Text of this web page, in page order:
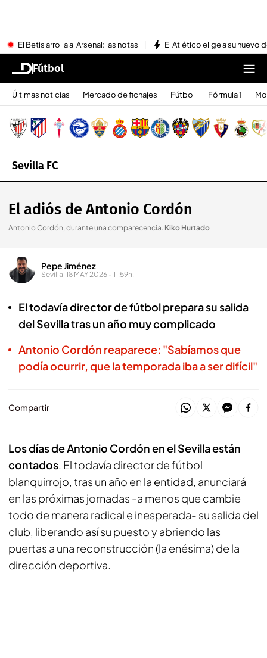
El Betis arrolla al Arsenal: las notas El Atlético elige a su nuevo
Fútbol
Últimas noticias Mercado de fichajes Fútbol Fórmula 1
Sevilla FC
El adiós de Antonio Cordón
Antonio Cordón, durante una comparecencia. Kiko Hurtado
Pepe Jiménez
Sevilla, 18 MAY 2026 - 11:59h.
El todavía director de fútbol prepara su salida
del Sevilla tras un año muy complicado
Antonio Cordón reaparece: "Sabíamos que
podía ocurrir, que la temporada iba a ser difícil"
Compartir
Los días de Antonio Cordón en el Sevilla están
contados. El todavía director de fútbol
blanquirrojo, tras un año en la entidad, anunciará
en las próximas jornadas -a menos que cambie
todo de manera radical e inesperada- su salida del
club, liberando así su puesto y abriendo las
puertas a una reconstrucción (la enésima) de la
dirección deportiva.